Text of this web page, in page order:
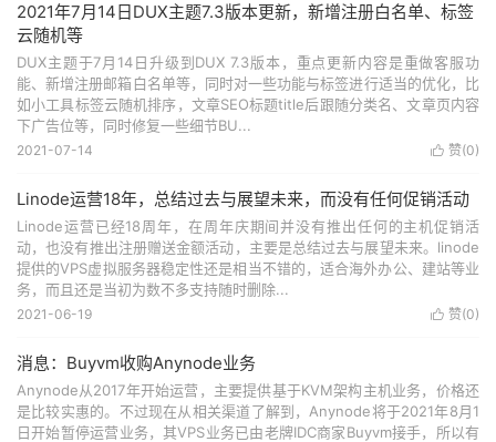
2021年7月14日DUX主题7.3版本更新，新增注册白名单、标签
云随机等
DUX主题于7月14日升级到DUX 7.3版本，重点更新内容是重做客服功
能、新增注册邮箱白名单等，同时对一些功能与标签进行适当的优化，比
如小工具标签云随机排序，文章SEO标题title后跟随分类名、文章页内容
下广告位等，同时修复一些细节BU...
 赞(0)
2021-07-14
Linode运营18年，总结过去与展望未来，而没有任何促销活动
Linode运营已经18周年，在周年庆期间并没有推出任何的主机促销活
动，也没有推出注册赠送金额活动，主要是总结过去与展望未来。linode
提供的VPS虚拟服务器稳定性还是相当不错的，适合海外办公、建站等业
务，而且还是当初为数不多支持随时删除...
 赞(0)
2021-06-19
消息：Buyvm收购Anynode业务
Anynode从2017年开始运营，主要提供基于KVM架构主机业务，价格还
是比较实惠的。不过现在从相关渠道了解到，Anynode将于2021年8月1
日开始暂停运营业务，其VPS业务已由老牌IDC商家Buyvm接手，所以有